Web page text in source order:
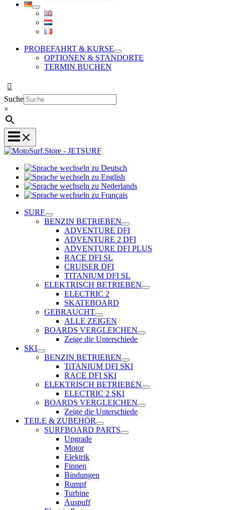
PROBEFAHRT & KURSE
OPTIONEN & STANDORTE
TERMIN BUCHEN
Suche
×
zu
Deutsch
wechseln
zu
Sprache
Sprache
Français
SURF
BENZIN BETRIEBEN
ADVENTURE DFI
ADVENTURE 2 DFI
ADVENTURE DFI PLUS
RACE DFI SL
CRUISER DFI
TITANIUM DFI SL
ELEKTRISCH BETRIEBEN
ELECTRIC 2
SKATEBOARD
GEBRAUCHT
ALLE ZEIGEN
BOARDS VERGLEICHEN
Zeige die Unterschiede
SKI
BENZIN BETRIEBEN
TiTANIUM DFI SKI
RACE DFI SKI
ELEKTRISCH BETRIEBEN
ELECTRIC 2 SKI
BOARDS VERGLEICHEN
Zeige die Unterschiede
TEILE & ZUBEHÖR
SURFBOARD PARTS
Upgrade
Motor
Elektrik
Finnen
Bindungen
Rumpf
Turbine
Auspuff